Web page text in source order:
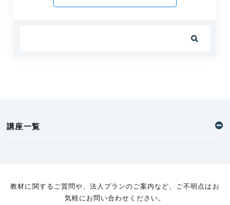

講座一覧
教材に関するご質問や、法人プランのご案内など、ご不明点はお
気軽にお問い合わせください。